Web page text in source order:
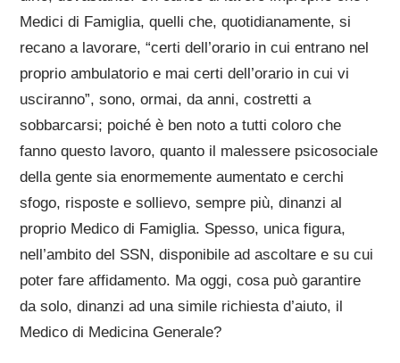
Medici di Famiglia, quelli che, quotidianamente, si
recano a lavorare, “certi dell’orario in cui entrano nel
proprio ambulatorio e mai certi dell’orario in cui vi
usciranno”, sono, ormai, da anni, costretti a
sobbarcarsi; poiché è ben noto a tutti coloro che
fanno questo lavoro, quanto il malessere psicosociale
della gente sia enormemente aumentato e cerchi
sfogo, risposte e sollievo, sempre più, dinanzi al
proprio Medico di Famiglia. Spesso, unica figura,
nell’ambito del SSN, disponibile ad ascoltare e su cui
poter fare affidamento. Ma oggi, cosa può garantire
da solo, dinanzi ad una simile richiesta d’aiuto, il
Medico di Medicina Generale?